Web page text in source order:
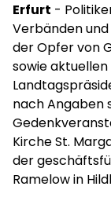
Erfurt -
Verbänden
der Opfer von
sowie
nach Angaben
Kirche St.
der
Ramelow in